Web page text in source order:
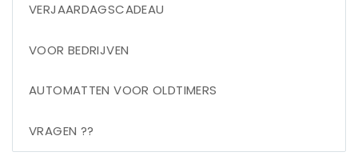
VERJAARDAGSCADEAU
VOOR BEDRIJVEN
AUTOMATTEN VOOR OLDTIMERS
VRAGEN ??